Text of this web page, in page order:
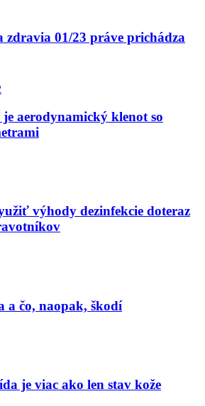
zdravia 01/23 práve prichádza
aerodynamický klenot so
výhody dezinfekcie doteraz
a čo, naopak, škodí
je viac ako len stav kože